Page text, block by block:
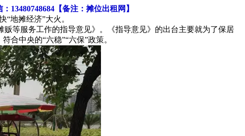
【备注：摊位出租网】
地摊经济”大火。
等服务工作的指导意见》。《指导意见》的出台主要就为了保居
合中央的“六稳”“六保”政策。